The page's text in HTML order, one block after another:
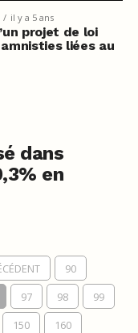
il y a 5 ans
projet de loi
liées au
dans
en
90
97 98
99
150
160